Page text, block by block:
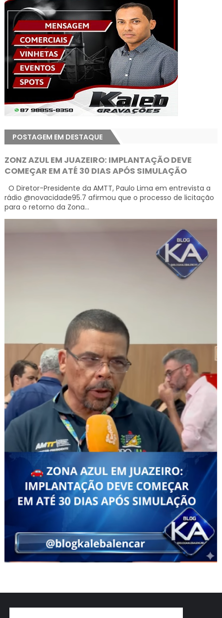
POSTAGEM EM DESTAQUE
ZONZ AZUL EM JUAZEIRO: IMPLANTAÇÃO DEVE
COMEÇAR EM ATÉ 30 DIAS APÓS SIMULAÇÃO
O Diretor-Presidente da AMTT, Paulo Lima em entrevista a
rádio @novacidade95.7 afirmou que o processo de licitação
para o retorno da Zona...